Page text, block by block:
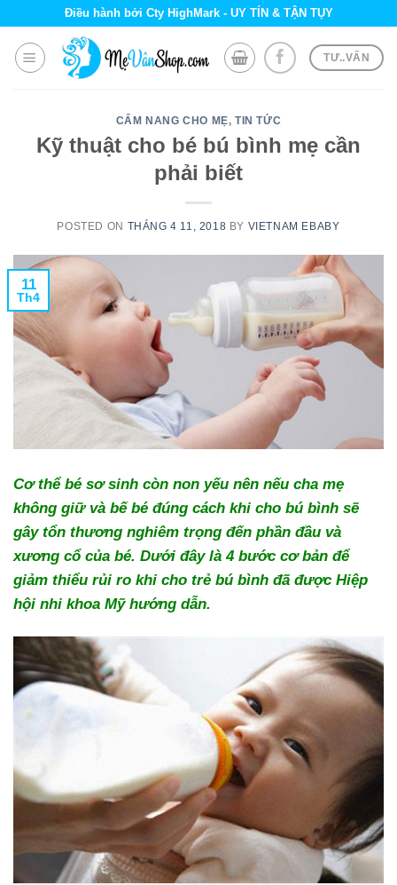
content
Điều hành bởi Cty HighMark - UY TÍN & TẬN TỤY
TƯ..VẤN
CẨM NANG CHO MẸ,TIN TỨC
Kỹ thuật cho bé bú bình mẹ cần
phải biết
POSTED ON THÁNG 4 11, 2018 BY VIETNAM EBABY
11
Th4
Cơ thể bé sơ sinh còn non yếu nên nếu cha mẹ
không giữ và bế bé đúng cách khi cho bú bình sẽ
gây tổn thương nghiêm trọng đến phần đầu và
xương cổ của bé. Dưới đây là 4 bước cơ bản để
giảm thiểu rủi ro khi cho trẻ bú bình đã được Hiệp
hội nhi khoa Mỹ hướng dẫn.